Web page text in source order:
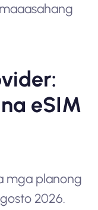
eSIM
mga planong
2026.